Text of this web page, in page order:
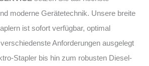
moderne Gerätetechnik. Unsere breite
ist sofort verfügbar, optimal
Anforderungen ausgelegt
Stapler bis hin zum robusten Diesel-